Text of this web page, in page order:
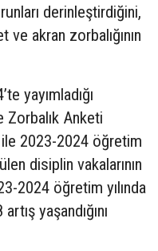
derinleştirdiğini,
akran zorbalığının
yayımladığı
Zorbalık Anketi
2023-2024 öğretim
disiplin vakalarının
2024 öğretim yılında
yaşandığını